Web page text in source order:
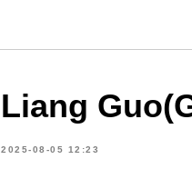
Liang
2025-08-05 12:23